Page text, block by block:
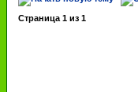
Страница 1 из 1